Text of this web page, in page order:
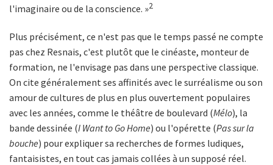
l'imaginaire ou de la conscience. »2
Plus précisément, ce n'est pas que le temps passé ne compte
pas chez Resnais, c'est plutôt que le cinéaste, monteur de
formation, ne l'envisage pas dans une perspective classique.
On cite généralement ses affinités avec le surréalisme ou son
amour de cultures de plus en plus ouvertement populaires
avec les années, comme le théâtre de boulevard (Mélo), la
bande dessinée (I Want to Go Home) ou l'opérette (Pas sur la
bouche) pour expliquer sa recherches de formes ludiques,
fantaisistes, en tout cas jamais collées à un supposé réel.